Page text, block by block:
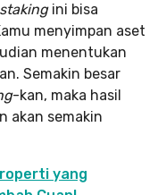
staking ini bisa
menyimpan aset
menentukan
Semakin besar
-kan, maka hasil
akan semakin
yang